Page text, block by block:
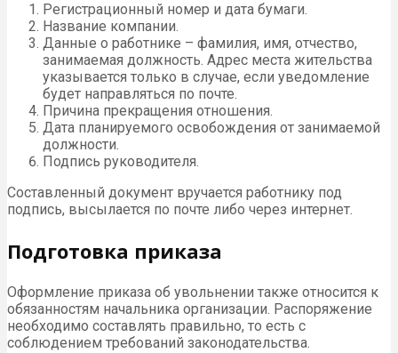
Регистрационный номер и дата бумаги.
Название компании.
Данные о работнике – фамилия, имя, отчество,
занимаемая должность. Адрес места жительства
указывается только в случае, если уведомление
будет направляться по почте.
Причина прекращения отношения.
Дата планируемого освобождения от занимаемой
должности.
Подпись руководителя.
Составленный документ вручается работнику под
подпись, высылается по почте либо через интернет.
Подготовка приказа
Оформление приказа об увольнении также относится к
обязанностям начальника организации. Распоряжение
необходимо составлять правильно, то есть с
соблюдением требований законодательства.